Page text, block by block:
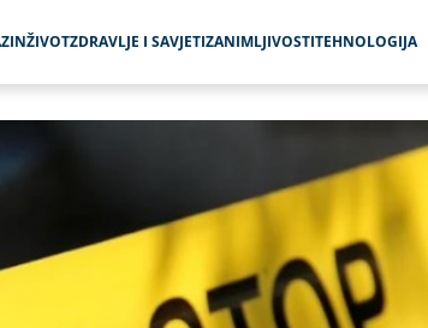
ŽIVOTZDRAVLJE I SAVJETIZANIMLJIVOSTITEHNOLOGIJA